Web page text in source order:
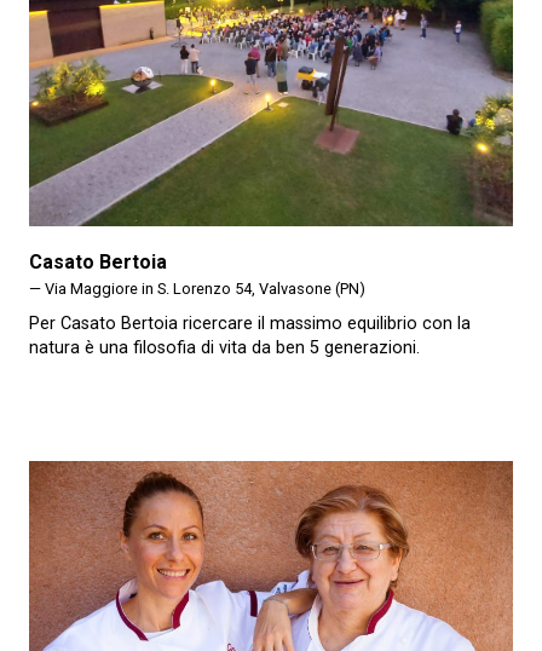
Casato Bertoia
— Via Maggiore in S. Lorenzo 54, Valvasone (PN)
Per Casato Bertoia ricercare il massimo equilibrio con la
natura è una filosofia di vita da ben 5 generazioni.